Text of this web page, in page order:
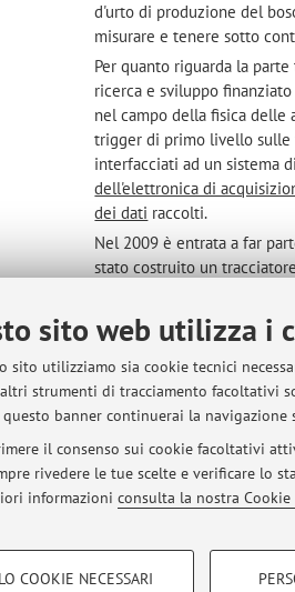
sito web utilizza i
sito utilizziamo sia cookie tecnici
strumenti di tracciamento facoltativi
banner continuerai la navigazione
il consenso sui cookie facoltativi
rivedere le tue scelte e verificare lo
informazioni consulta la nostra
PROFILAZIONE - FACOLTATIVI
COOKIE NECESSARI
d'urto di produzione del
misurare e tenere sotto
Per quanto riguarda la
ricerca e sviluppo
nel campo della fisica delle
trigger di primo livello sulle
interfacciati ad un sistema
dell'elettronica di
dei dati raccolti.
Nel 2009 è entrata a far
stato costruito un
novembre 2012. Ancora
che fosse in grado di
raccolti. In questo ambito
Inoltre ha partecipato alla
è occupato della
l’esperimento VIPIX. La
fascio del 2011 (lavoro
Meeting on Advantage